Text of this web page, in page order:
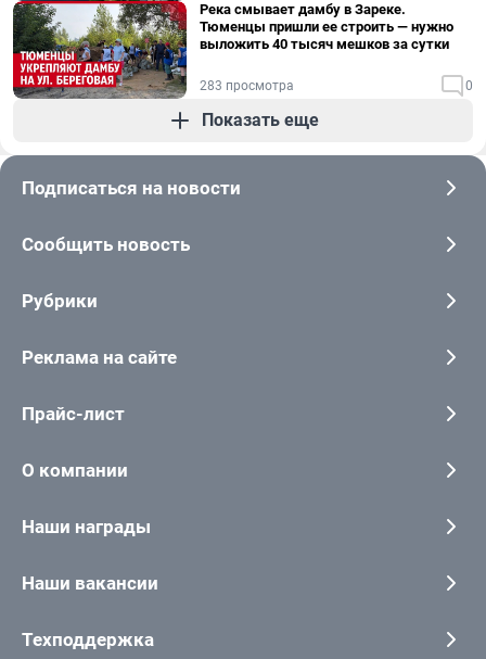
Река смывает дамбу в Зареке.
Тюменцы пришли ее строить — нужно
выложить 40 тысяч мешков за сутки
283 просмотра 0
Показать еще
Подписаться на новости
Сообщить новость
Рубрики
Реклама на сайте
Прайс-лист
О компании
Наши награды
Наши вакансии
Техподдержка